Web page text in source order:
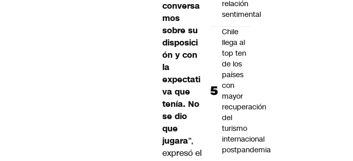
conversa
mos
sobre su
disposici
ón y con
la
expectati
va que
tenía. No
se dio
que
jugara“,
expresó el
relación
sentimental
Chile
llega al
top ten
de los
países
con
mayor
recuperación
del
turismo
internacional
postpandemia